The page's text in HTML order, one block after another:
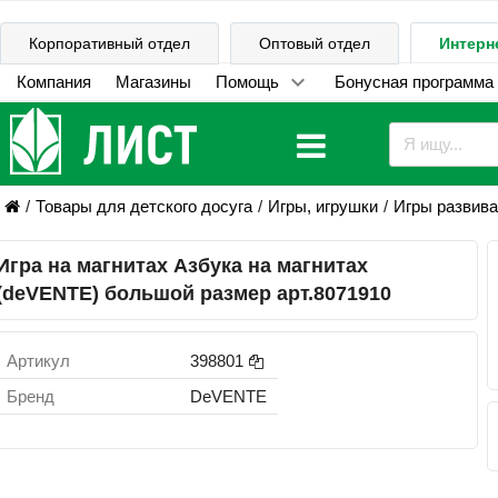
Корпоративный отдел Оптовый отдел
Компания Магазины Помощь Бонусная программа
Товары для детского досуга Игры, игрушки Игры
на магнитах Азбука на магнитах
большой размер арт.8071910
Артикул
398801
Бренд
DeVENTE